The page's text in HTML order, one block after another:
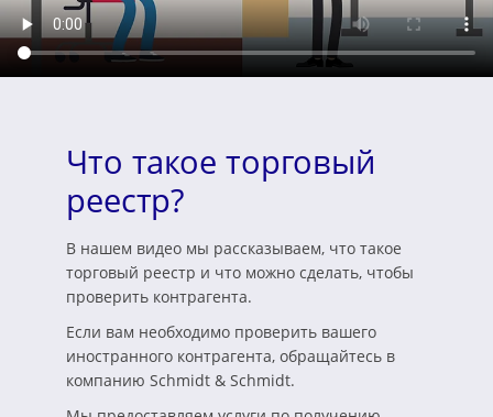
Что такое торговый
реестр?
В нашем видео мы рассказываем, что такое
торговый реестр и что можно сделать, чтобы
проверить контрагента.
Если вам необходимо проверить вашего
иностранного контрагента, обращайтесь в
компанию Schmidt & Schmidt.